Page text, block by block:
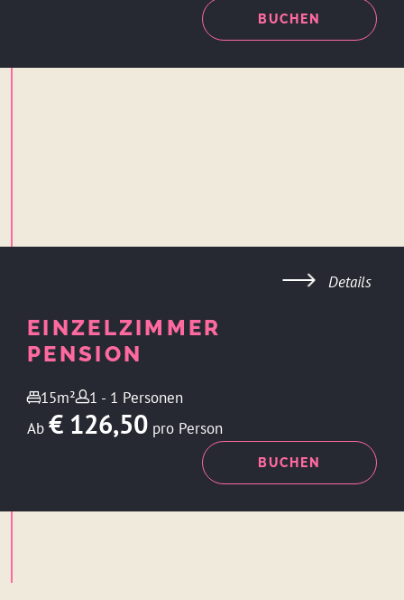
BUCHEN
EINZELZIMMER
PENSION
15m²
1 - 1 Personen
Ab € 126,50 pro Person
BUCHEN
Details